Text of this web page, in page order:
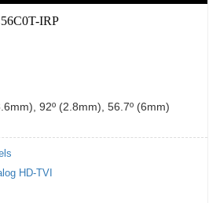
IRP
92º (2.8mm), 56.7º (6mm)
HD-TVI